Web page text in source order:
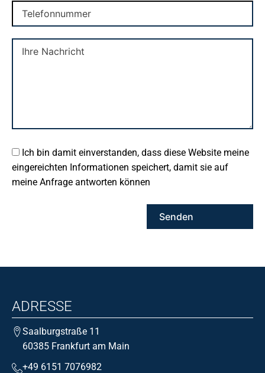
Ich bin damit einverstanden, dass diese Website meine
eingereichten Informationen speichert, damit sie auf
meine Anfrage antworten können
ADRESSE
Saalburgstraße 11
60385 Frankfurt am Main
+49 6151 7076982